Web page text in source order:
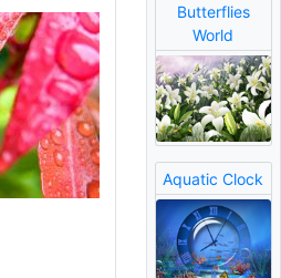
Butterflies
World
Aquatic Clock